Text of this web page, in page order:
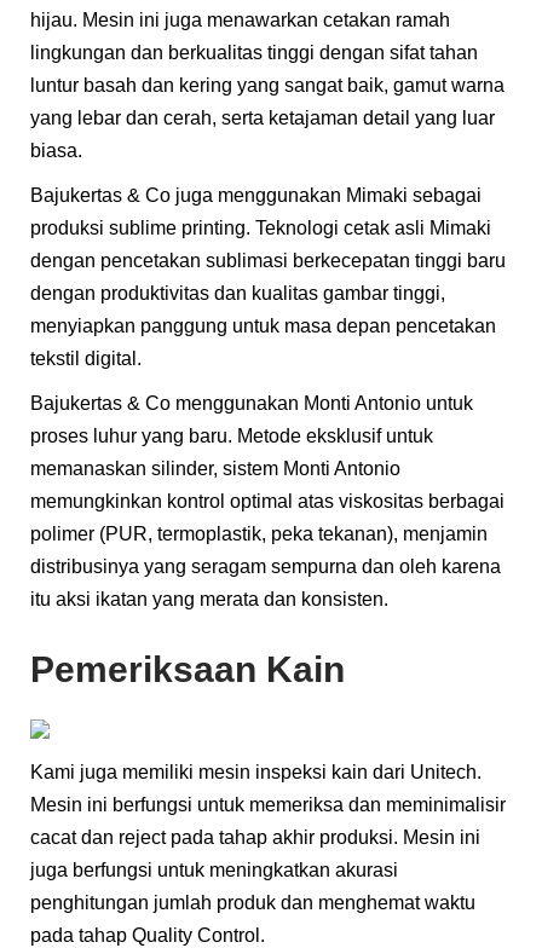
hijau. Mesin ini juga menawarkan cetakan ramah
lingkungan dan berkualitas tinggi dengan sifat tahan
luntur basah dan kering yang sangat baik, gamut warna
yang lebar dan cerah, serta ketajaman detail yang luar
biasa.
Bajukertas & Co juga menggunakan Mimaki sebagai
produksi sublime printing. Teknologi cetak asli Mimaki
dengan pencetakan sublimasi berkecepatan tinggi baru
dengan produktivitas dan kualitas gambar tinggi,
menyiapkan panggung untuk masa depan pencetakan
tekstil digital.
Bajukertas & Co menggunakan Monti Antonio untuk
proses luhur yang baru. Metode eksklusif untuk
memanaskan silinder, sistem Monti Antonio
memungkinkan kontrol optimal atas viskositas berbagai
polimer (PUR, termoplastik, peka tekanan), menjamin
distribusinya yang seragam sempurna dan oleh karena
itu aksi ikatan yang merata dan konsisten.
Pemeriksaan Kain
Kami juga memiliki mesin inspeksi kain dari Unitech.
Mesin ini berfungsi untuk memeriksa dan meminimalisir
cacat dan reject pada tahap akhir produksi. Mesin ini
juga berfungsi untuk meningkatkan akurasi
penghitungan jumlah produk dan menghemat waktu
pada tahap Quality Control.